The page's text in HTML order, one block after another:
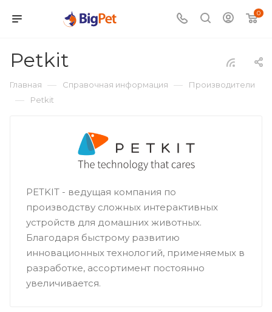
0
Petkit
Главная — Справочная информация — Производители
— Petkit
PETKIT - ведущая компания по
производству сложных интерактивных
устройств для домашних животных.
Благодаря быстрому развитию
инновационных технологий, применяемых в
разработке, ассортимент постоянно
увеличивается.